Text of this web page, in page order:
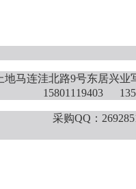
地马连洼北路9号东居兴业
15801119403
采购QQ：